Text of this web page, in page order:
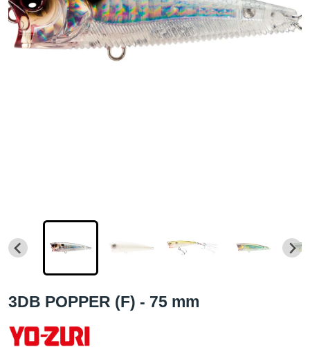
3DB POPPER (F) - 75 mm